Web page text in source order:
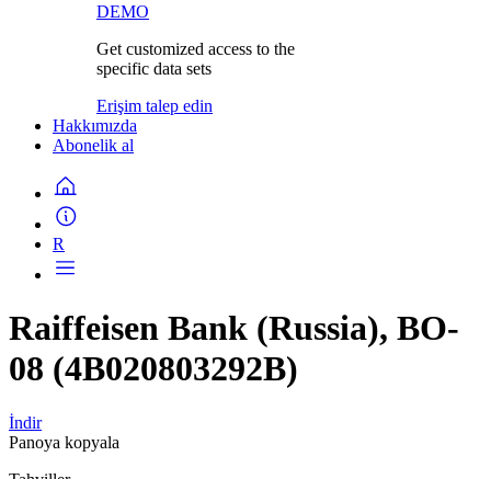
DEMO
Get customized access to the
specific data sets
Erişim talep edin
Hakkımızda
Abonelik al
R
Raiffeisen Bank (Russia), BO-
08 (4B020803292B)
İndir
Panoya kopyala